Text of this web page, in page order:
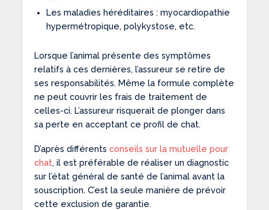
Les maladies héréditaires : myocardiopathie
hypermétropique, polykystose, etc.
Lorsque l’animal présente des symptômes
relatifs à ces dernières, l’assureur se retire de
ses responsabilités. Même la formule complète
ne peut couvrir les frais de traitement de
celles-ci. L’assureur risquerait de plonger dans
sa perte en acceptant ce profil de chat.
D’après différents conseils sur la mutuelle pour
chat, il est préférable de réaliser un diagnostic
sur l’état général de santé de l’animal avant la
souscription. C’est la seule manière de prévoir
cette exclusion de garantie.